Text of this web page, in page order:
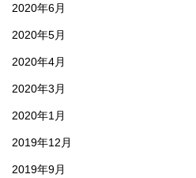
2020年6月
2020年5月
2020年4月
2020年3月
2020年1月
2019年12月
2019年9月